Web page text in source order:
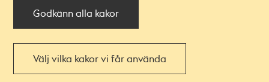
Godkänn alla kakor
Välj vilka kakor vi får använda